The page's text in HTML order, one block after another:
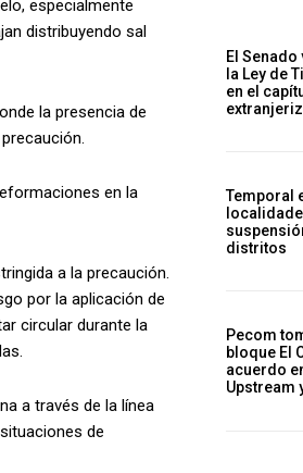
especialmente
distribuyendo sal
la presencia de
en la
a la precaución.
por la aplicación de
circular durante la
a través de la línea
de
El
la Ley de
en el
Temporal
distritos
Pecom
bloque El
acuerdo
Upstream